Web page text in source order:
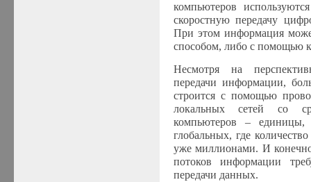
компьютеров
скоростную передачу
При этом информация
способом, либо с помощью
Несмотря на
передачи информации,
строится с помощью
локальных сетей со
компьютеров – единицы,
глобальных, где
уже миллионами. И
потоков информации
передачи данных.